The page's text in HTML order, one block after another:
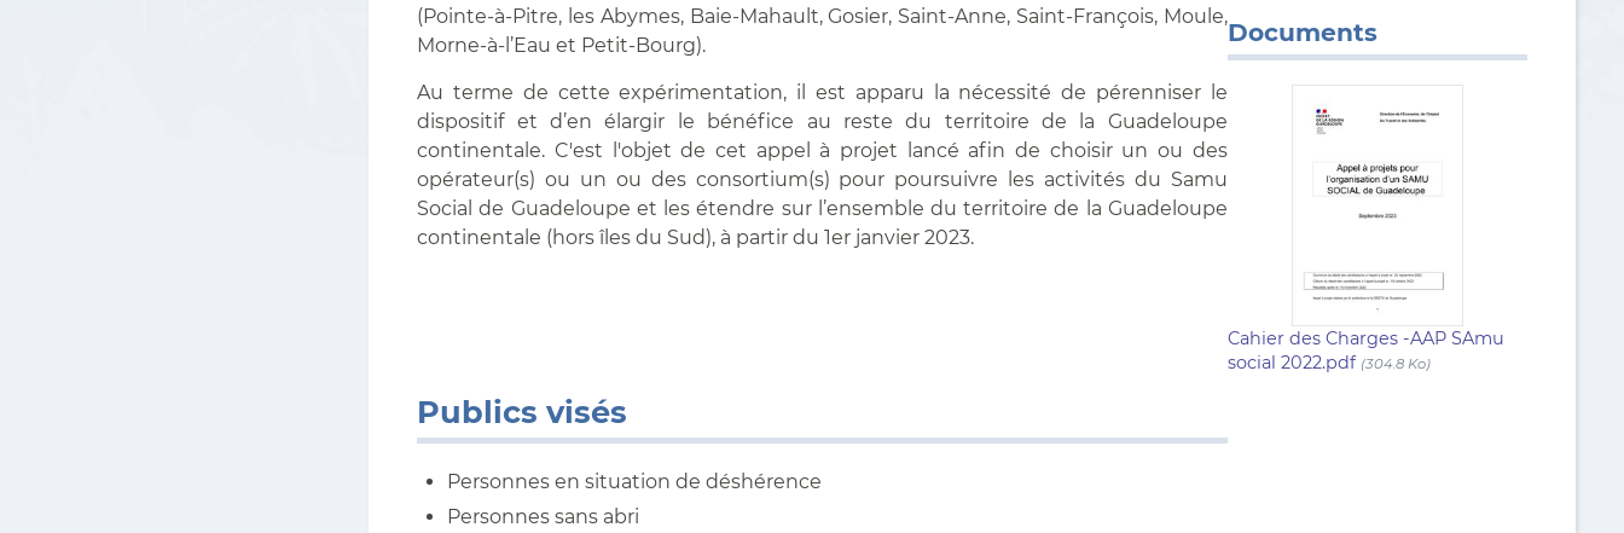
(Pointe-à-Pitre, les Abymes, Baie-Mahault, Gosier, Saint-Anne, Saint-François, Moule,
Morne-à-l’Eau et Petit-Bourg).
Au terme de cette expérimentation, il est apparu la nécessité de pérenniser le
dispositif et d’en élargir le bénéfice au reste du territoire de la Guadeloupe
continentale. C'est l'objet de cet appel à projet lancé afin de choisir un ou des
opérateur(s) ou un ou des consortium(s) pour poursuivre les activités du Samu
Social de Guadeloupe et les étendre sur l’ensemble du territoire de la Guadeloupe
continentale (hors îles du Sud), à partir du 1er janvier 2023.
Publics visés
Personnes en situation de déshérence
Personnes sans abri
Documents
Cahier des Charges -AAP SAmu
social 2022.pdf (304.8 Ko)